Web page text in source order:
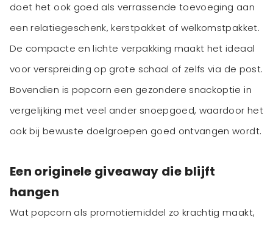
doet het ook goed als verrassende toevoeging aan
een relatiegeschenk, kerstpakket of welkomstpakket.
De compacte en lichte verpakking maakt het ideaal
voor verspreiding op grote schaal of zelfs via de post.
Bovendien is popcorn een gezondere snackoptie in
vergelijking met veel ander snoepgoed, waardoor het
ook bij bewuste doelgroepen goed ontvangen wordt.
Een originele giveaway die blijft
hangen
Wat popcorn als promotiemiddel zo krachtig maakt,